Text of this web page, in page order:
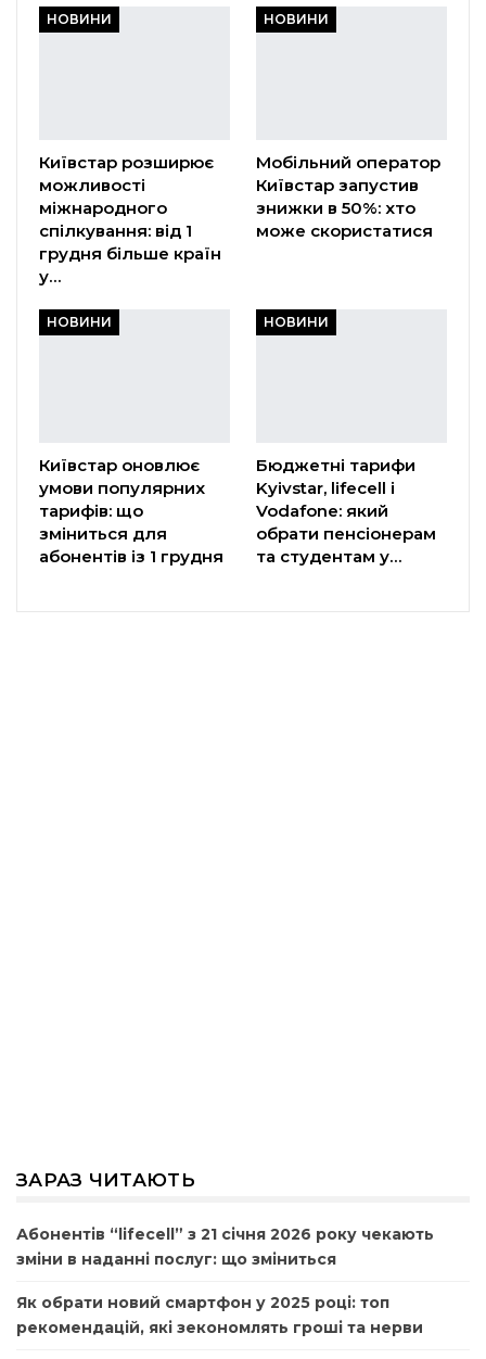
НОВИНИ
Київстар розширює
можливості
міжнародного
спілкування: від 1
грудня більше країн
у…
НОВИНИ
Мобільний оператор
Київстар запустив
знижки в 50%: хто
може скористатися
НОВИНИ
Київстар оновлює
умови популярних
тарифів: що
зміниться для
абонентів із 1 грудня
НОВИНИ
Бюджетні тарифи
Kyivstar, lifecell і
Vodafone: який
обрати пенсіонерам
та студентам у…
ЗАРАЗ ЧИТАЮТЬ
Абонентів “lifecell” з 21 січня 2026 року чекають
зміни в наданні послуг: що зміниться
Як обрати новий смартфон у 2025 році: топ
рекомендацій, які зекономлять гроші та нерви